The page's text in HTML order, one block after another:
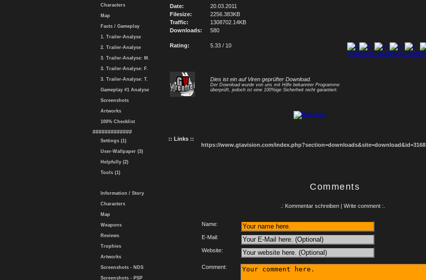
Characters
Map
Facts / Gameplay
1. Trailer-Analyse
2. Trailer-Analyse
3. Trailer-Analyse: M.
3. Trailer-Analyse: F.
3. Trailer-Analyse: T.
Gameplay #1 Analyse
Screenshots
Artworks
100% Checklist
#############
Settings (1)
User-Wallpaper (3)
Helpfully (2)
Tools (1)
Information / Story
Characters
Map
Weapons
Reviews
Trophies
Artworks
Screenshots - NDS
Screenshots - PSP
Date:
20.03.2011
Filesize:
2256.383KB
Traffic:
1308702.14KB
Downloads:
580
Rating: 5.33 / 10
Dies ist ein auf Viren geprüfter Download.
Der Download wurde von uns mit Hilfe bekannter Programme
überprüft, jedoch ist eine 100%ige Sicherheit nicht garantiert.
:: Links ::
https://www.gtavision.com/index.php?section=downloads&site=download&id=3168
Comments
.: Kommentar schreiben | Write comment :.
Name:
E-Mail:
Website:
Comment: